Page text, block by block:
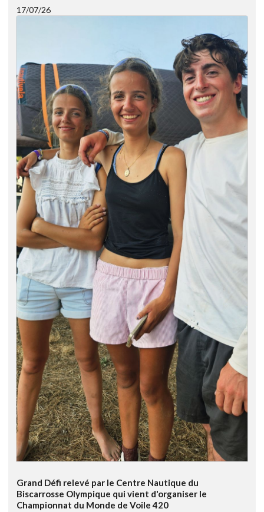
17/07/26
Grand Défi relevé par le Centre Nautique du
Biscarrosse Olympique qui vient d'organiser le
Championnat du Monde de Voile 420